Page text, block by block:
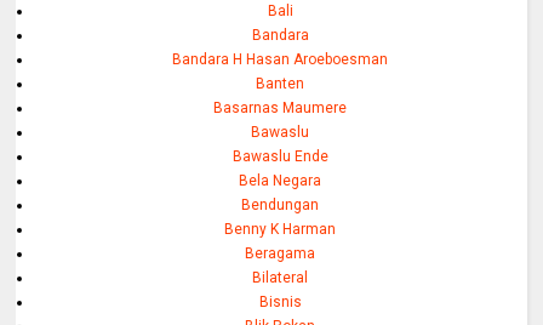
Bali
Bandara
Bandara H Hasan Aroeboesman
Banten
Basarnas Maumere
Bawaslu
Bawaslu Ende
Bela Negara
Bendungan
Benny K Harman
Beragama
Bilateral
Bisnis